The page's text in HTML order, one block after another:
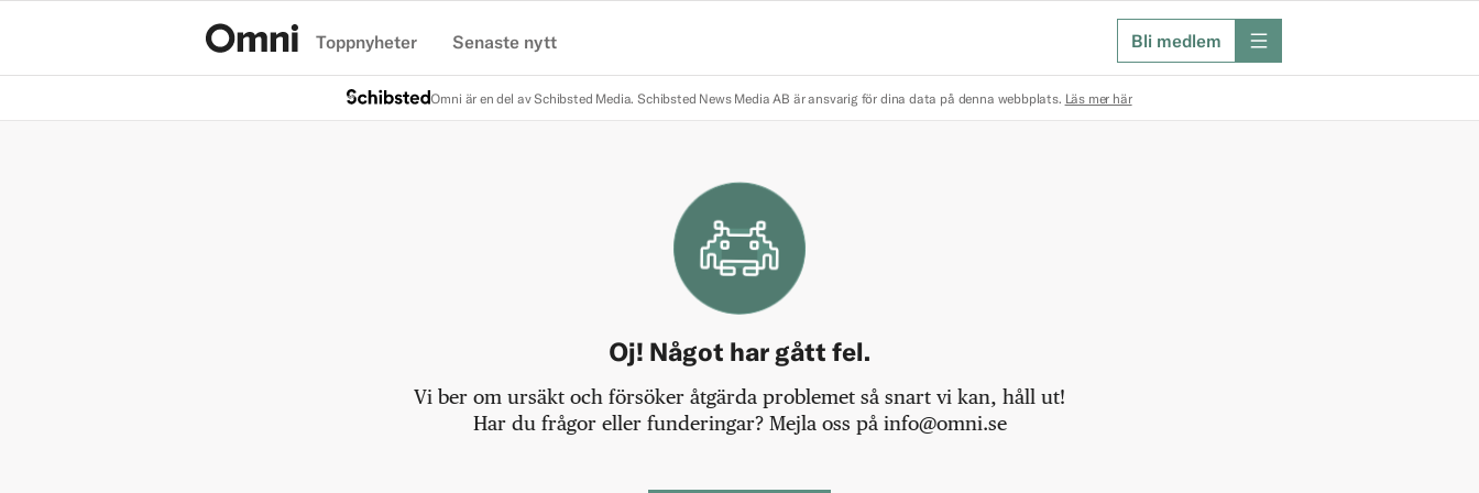
Toppnyheter Senaste nytt Bli medlem meny
Omni är en del av Schibsted Media. Schibsted News Media AB är ansvarig för dina data på denna webbplats. Läs mer här
Oj! Något har gått fel.
Vi ber om ursäkt och försöker åtgärda problemet så snart vi kan, håll ut!
Har du frågor eller funderingar? Mejla oss på info@omni.se